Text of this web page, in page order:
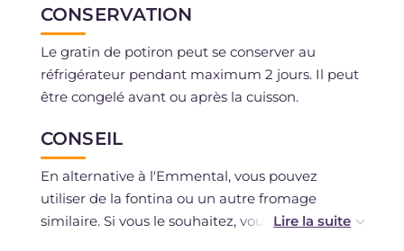
CONSERVATION
Le gratin de potiron peut se conserver au
réfrigérateur pendant maximum 2 jours. Il peut
être congelé avant ou après la cuisson.
CONSEIL
En alternative à l'Emmental, vous pouvez
utiliser de la fontina ou un autre fromage
similaire. Si vous le souhaitez, vous pouvez